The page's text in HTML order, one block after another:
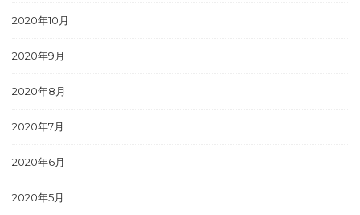
2020年10月
2020年9月
2020年8月
2020年7月
2020年6月
2020年5月